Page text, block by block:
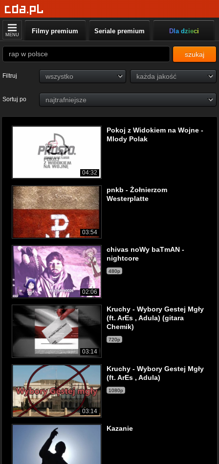
MENU Filmy premium Seriale premium Dla dzieci
szukaj
Filtruj
Sortuj po
04:32
Pokoj z Widokiem na Wojne -
Mlody Polak
03:54
pnkb - Żołnierzom
Westerplatte
02:06
chivas noWy baTmAN -
nightcore
480p
03:14
Kruchy - Wybory Gestej Mgły
(ft. ArEs , Adula) (gitara
Chemik)
720p
03:14
Kruchy - Wybory Gestej Mgły
(ft. ArEs , Adula)
1080p
Kazanie